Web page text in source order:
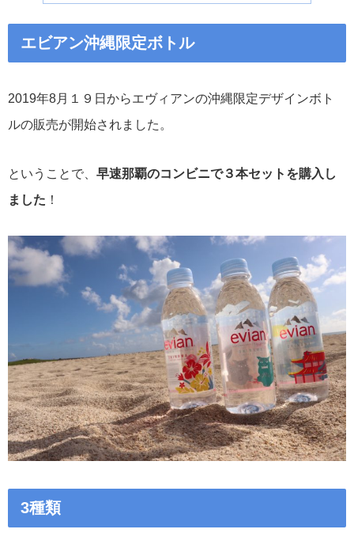
エビアン沖縄限定ボトル
2019年8月１９日からエヴィアンの沖縄限定デザインボト
ルの販売が開始されました。
ということで、 早速那覇のコンビニで３本セットを購入し
ました ！
3種類